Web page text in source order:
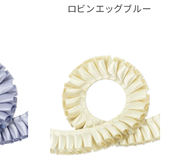
ロビンエッグブルー